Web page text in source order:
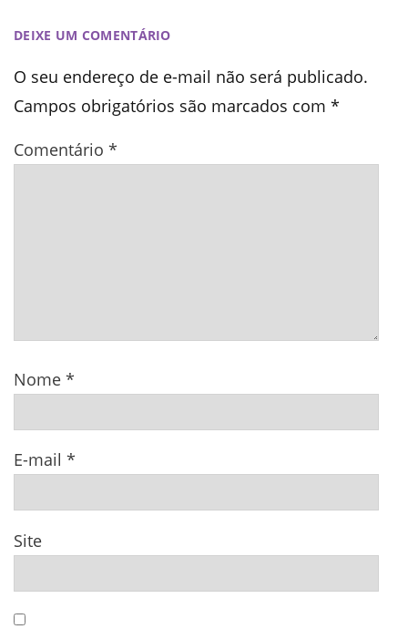
DEIXE UM COMENTÁRIO
O seu endereço de e-mail não será publicado.
Campos obrigatórios são marcados com *
Comentário *
Nome *
E-mail *
Site